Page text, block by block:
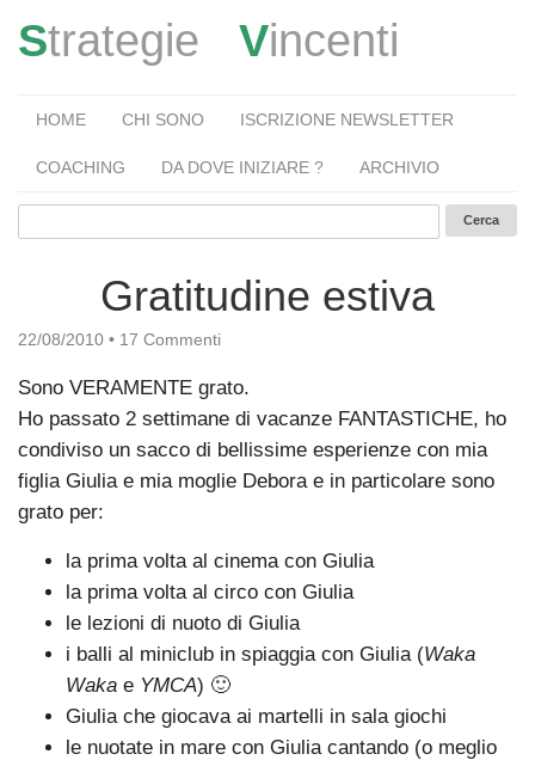
Strategie Vincenti
HOME CHI SONO ISCRIZIONE NEWSLETTER
COACHING DA DOVE INIZIARE ? ARCHIVIO
Gratitudine estiva
22/08/2010 • 17 Commenti
Sono VERAMENTE grato.
Ho passato 2 settimane di vacanze FANTASTICHE, ho
condiviso un sacco di bellissime esperienze con mia
figlia Giulia e mia moglie Debora e in particolare sono
grato per:
la prima volta al cinema con Giulia
la prima volta al circo con Giulia
le lezioni di nuoto di Giulia
i balli al miniclub in spiaggia con Giulia (Waka
Waka e YMCA) 🙂
Giulia che giocava ai martelli in sala giochi
le nuotate in mare con Giulia cantando (o meglio